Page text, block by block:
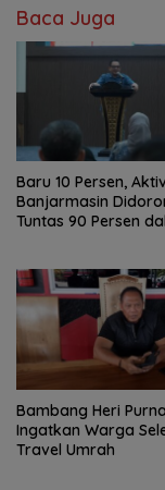
Baca Juga
Baru 10 Persen,
Banjarmasin
Tuntas 90 Persen
Bambang Heri
Ingatkan Warga
Travel Umrah